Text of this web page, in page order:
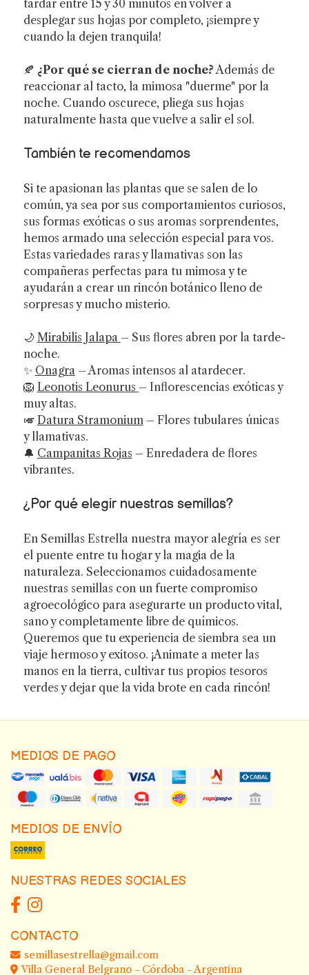
tardar entre 15 y 30 minutos en volver a
desplegar sus hojas por completo, ¡siempre y
cuando la dejen tranquila!
🍂 ¿Por qué se cierran de noche? Además de
reaccionar al tacto, la mimosa "duerme" por la
noche. Cuando oscurece, pliega sus hojas
naturalmente hasta que vuelve a salir el sol.
También te recomendamos
Si te apasionan las plantas que se salen de lo
común, ya sea por sus comportamientos curiosos,
sus formas exóticas o sus aromas sorprendentes,
hemos armado una selección especial para vos.
Estas variedades raras y llamativas son las
compañeras perfectas para tu mimosa y te
ayudarán a crear un rincón botánico lleno de
sorpresas y mucho misterio.
🌙 Mirabilis Jalapa – Sus flores abren por la tarde-
noche.
✨ Onagra – Aromas intensos al atardecer.
🦁 Leonotis Leonurus – Inflorescencias exóticas y
muy altas.
🎺 Datura Stramonium – Flores tubulares únicas
y llamativas.
🔔 Campanitas Rojas – Enredadera de flores
vibrantes.
¿Por qué elegir nuestras semillas?
En Semillas Estrella nuestra mayor alegría es ser
el puente entre tu hogar y la magia de la
naturaleza. Seleccionamos cuidadosamente
nuestras semillas con un fuerte compromiso
agroecológico para asegurarte un producto vital,
sano y completamente libre de químicos.
Queremos que tu experiencia de siembra sea un
viaje hermoso y exitoso. ¡Animate a meter las
manos en la tierra, cultivar tus propios tesoros
verdes y dejar que la vida brote en cada rincón!
MEDIOS DE PAGO
MEDIOS DE ENVÍO
NUESTRAS REDES SOCIALES
CONTACTO
semillasestrella@gmail.com
Villa General Belgrano - Córdoba - Argentina